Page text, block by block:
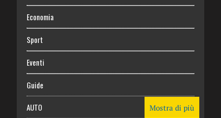
Economia
Sport
Eventi
Guide
AUTO Mostra di più